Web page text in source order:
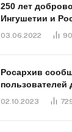
250 лет
Ингушетии и
03.06.2022
Росархив
пользователей
02.10.2023